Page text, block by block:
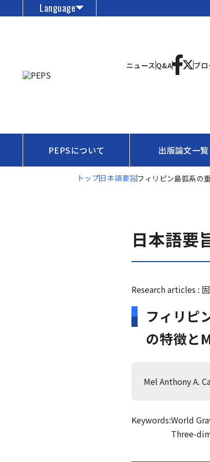
Language
ニュース Q&A ブ
PEPSについて 出版論文一覧
トップ日本語要旨フィリピン島弧系の
日本語要
Research articles :
フィリピ
の特徴と
Mel Anthony A.
Keywords:World
Three-